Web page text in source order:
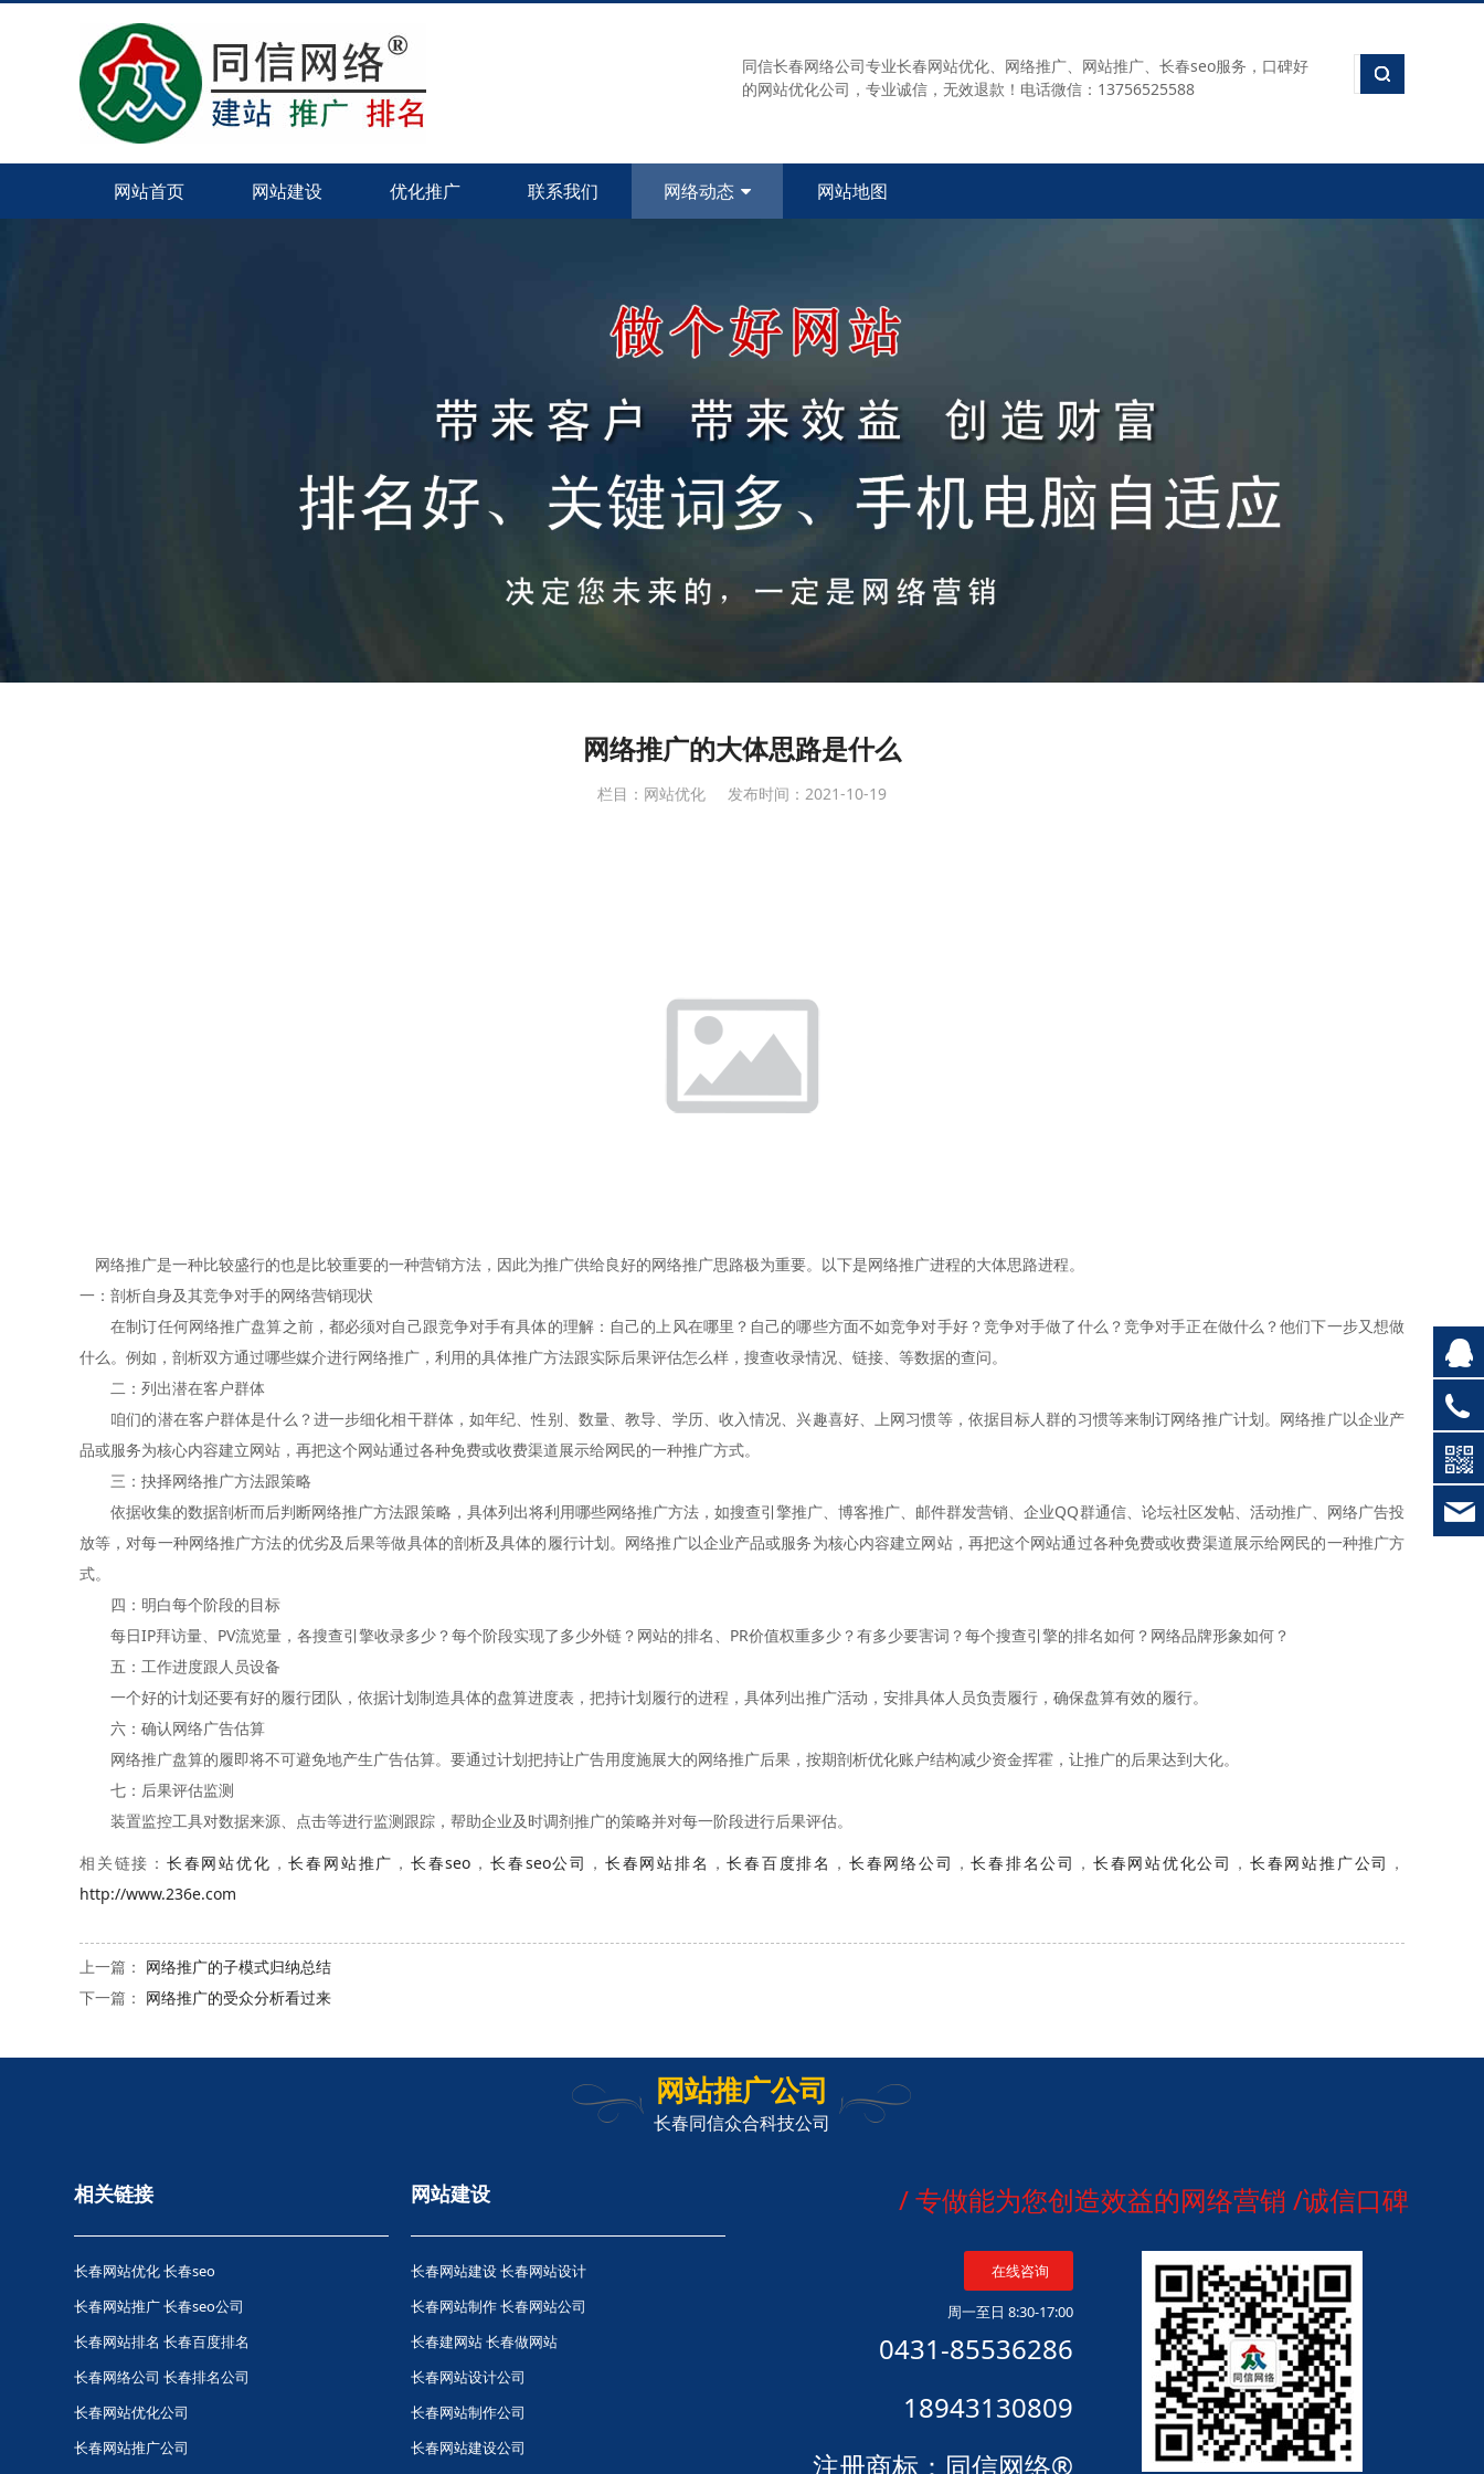
同信长春网络公司专业长春网站优化、网络推广、网站推广、长春seo服务，口碑好
的网站优化公司，专业诚信，无效退款！电话微信：13756525588
网站首页 网站建设 优化推广 联系我们 网络动态 网站地图
网络推广的大体思路是什么
栏目：网站优化 发布时间：2021-10-19
网络推广是一种比较盛行的也是比较重要的一种营销方法，因此为推广供给良好的网络推广思路极为重要。以下是网络推广进程的大体思路进程。
一：剖析自身及其竞争对手的网络营销现状
在制订任何网络推广盘算之前，都必须对自己跟竞争对手有具体的理解：自己的上风在哪里？自己的哪些方面不如竞争对手好？竞争对手做了什么？竞争对手正在做什么？他们下一步又想做
什么。例如，剖析双方通过哪些媒介进行网络推广，利用的具体推广方法跟实际后果评估怎么样，搜查收录情况、链接、等数据的查问。
二：列出潜在客户群体
咱们的潜在客户群体是什么？进一步细化相干群体，如年纪、性别、数量、教导、学历、收入情况、兴趣喜好、上网习惯等，依据目标人群的习惯等来制订网络推广计划。网络推广以企业产
品或服务为核心内容建立网站，再把这个网站通过各种免费或收费渠道展示给网民的一种推广方式。
三：抉择网络推广方法跟策略
依据收集的数据剖析而后判断网络推广方法跟策略，具体列出将利用哪些网络推广方法，如搜查引擎推广、博客推广、邮件群发营销、企业QQ群通信、论坛社区发帖、活动推广、网络广告投
放等，对每一种网络推广方法的优劣及后果等做具体的剖析及具体的履行计划。网络推广以企业产品或服务为核心内容建立网站，再把这个网站通过各种免费或收费渠道展示给网民的一种推广方
式。
四：明白每个阶段的目标
每日IP拜访量、PV流览量，各搜查引擎收录多少？每个阶段实现了多少外链？网站的排名、PR价值权重多少？有多少要害词？每个搜查引擎的排名如何？网络品牌形象如何？
五：工作进度跟人员设备
一个好的计划还要有好的履行团队，依据计划制造具体的盘算进度表，把持计划履行的进程，具体列出推广活动，安排具体人员负责履行，确保盘算有效的履行。
六：确认网络广告估算
网络推广盘算的履即将不可避免地产生广告估算。要通过计划把持让广告用度施展大的网络推广后果，按期剖析优化账户结构减少资金挥霍，让推广的后果达到大化。
七：后果评估监测
装置监控工具对数据来源、点击等进行监测跟踪，帮助企业及时调剂推广的策略并对每一阶段进行后果评估。
相关链接： 长春网站优化 ，长春网站推广 ， 长春seo ，长春seo公司 ， 长春网站排名 ，长春百度排名 ， 长春网络公司 ，长春排名公司 ， 长春网站优化公司 ， 长春网站推广公司 ，
http://www.236e.com
上一篇： 网络推广的子模式归纳总结
下一篇： 网络推广的受众分析看过来
网站推广公司
长春同信众合科技公司
相关链接
长春网站优化长春seo
长春网站推广长春seo公司
长春网站排名 长春百度排名
长春网络公司 长春排名公司
长春网站优化公司
长春网站推广公司
网站建设
长春网站建设 长春网站设计
长春网站制作 长春网站公司
长春建网站 长春做网站
长春网站设计公司
长春网站制作公司
长春网站建设公司
/ 专做能为您创造效益的网络营销 /诚信口碑
在线咨询
周一至日 8:30-17:00
0431-85536286
18943130809
注册商标：同信网络®